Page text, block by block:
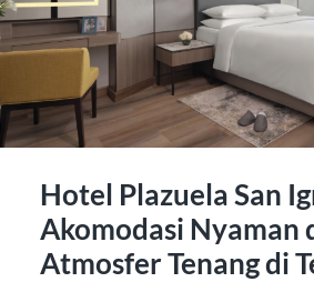
Hotel Plazuela San
Akomodasi Nyaman
Atmosfer Tenang di